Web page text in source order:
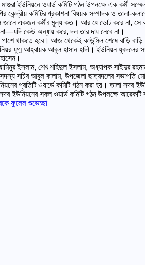
মাগুরা ইউনিয়নে ওয়ার্ড কমিটি গঠন উপলক্ষে এক
কেন্দ্রীয় কমিটির প্রকাশনা বিষয়ক সম্পাদক ও তালা-
জানে একজন কর্মীর মূল্য কত। আর যে ভোট করে না, সে
না—যদি কেউ অন্যায় করে, দল তার দায় নেবে না।
পাশে থাকতে হবে। আজ থেকেই কাউন্সিল শেষে বাড়ি
যুগ্ম আহ্বায়ক আবুল হাসান হাদী। ইউনিয়ন যুবদলের
ইসলাম, শেখ শহিদুল ইসলাম, অধ্যাপক সাইদুর
সচিব আবুল কালাম, উপজেলা ছাত্রদলের সভাপতি
প্রতিটি ওয়ার্ডে কমিটি গঠন করা হয়। তালা সদর
সদর ইউনিয়নের সকল ওয়ার্ড কমিটি গঠন উপলক্ষে
ফুলেল শুভেচ্ছা